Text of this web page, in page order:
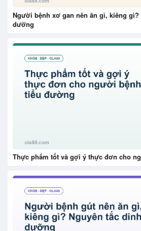
Người bệnh xơ gan nên ăn gì, kiêng gì?
dưỡng
Thực phẩm tốt và gợi ý thực đơn cho